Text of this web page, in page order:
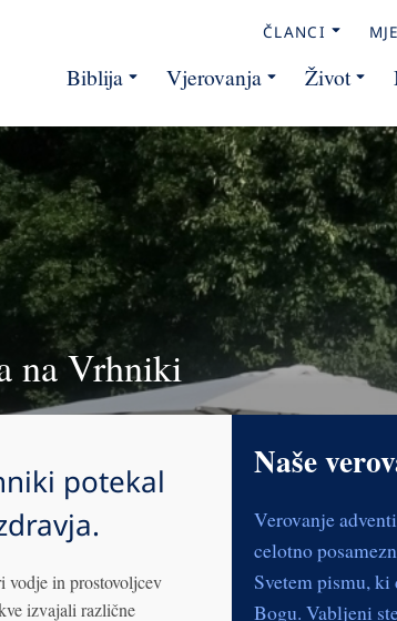
ČLANCI
Biblija Vjerovanja Život
na Vrhniki
potekal
vodje in prostovoljcev
izvajali različne
Naše
Verovanje
celotno
Svetem pismu,
Bogu. Vabljeni